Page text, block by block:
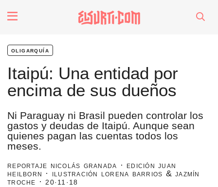
Futuros
Soberanas
Oligarquía
Despacio Sonoro
oligarquía
Itaipú: Una entidad por
encima de sus dueños
Ni Paraguay ni Brasil pueden controlar los
gastos y deudas de Itaipú. Aunque sean
quienes pagan las cuentas todos los
meses.
reportaje nicolás granada · edición juan
heilborn · ilustración lorena barrios & jazmín
troche ·20·11·18